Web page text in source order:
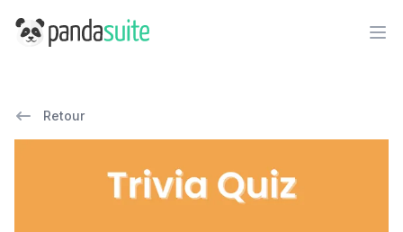
PandaSuite
Retour